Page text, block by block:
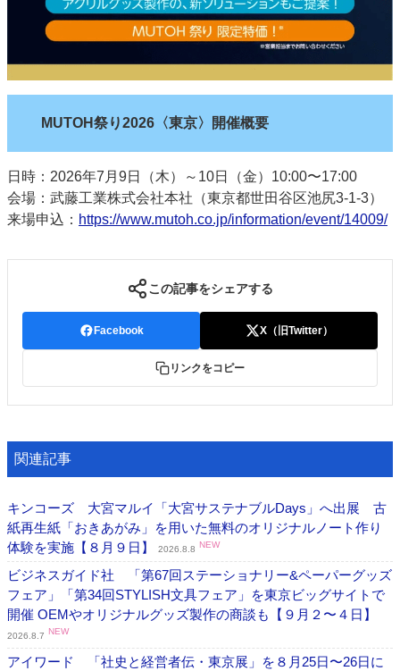
MUTOH祭り2026〈東京〉開催概要
日時：2026年7月9日（木）～10日（金）10:00〜17:00
会場：武藤工業株式会社本社（東京都世田谷区池尻3-1-3）
来場申込： https://www.mutoh.co.jp/information/event/14009/
この記事をシェアする
Facebook X（旧Twitter）
リンクをコピー
関連記事
キンコーズ 大宮マルイ「大宮サステナブルDays」へ出展 古
紙再生紙「おきあがみ」を用いた無料のオリジナルノート作り
体験を実施【８月９日】
2026.8.8 NEW
ビジネスガイド社 「第67回ステーショナリー&ペーパーグッズ
フェア」「第34回STYLISH文具フェア」を東京ビッグサイトで
開催 OEMやオリジナルグッズ製作の商談も【９月２〜４日】
2026.8.7 NEW
アイワード 「社史と経営者伝・東京展」を８月25日〜26日に